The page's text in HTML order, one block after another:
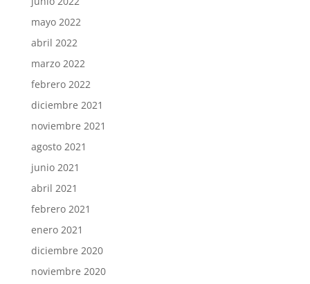
mayo 2022
abril 2022
marzo 2022
febrero 2022
diciembre 2021
noviembre 2021
agosto 2021
junio 2021
abril 2021
febrero 2021
enero 2021
diciembre 2020
noviembre 2020